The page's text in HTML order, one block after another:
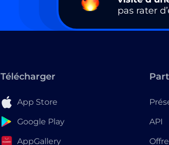
pas rater
Télécharger
App Store
Google Play
AppGallery
API